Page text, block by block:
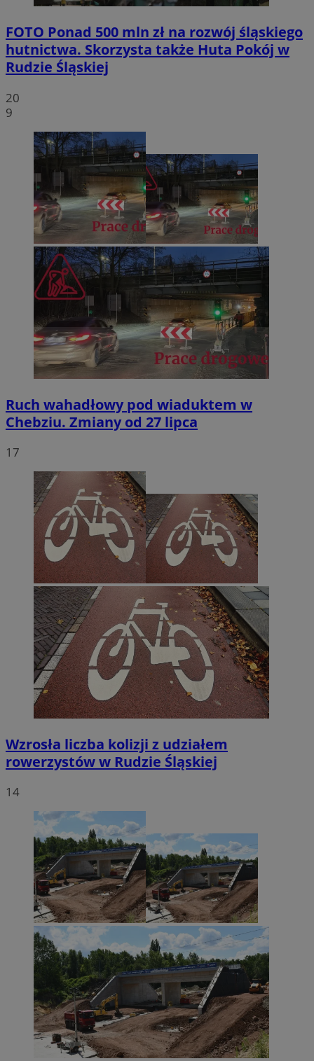
FOTO Ponad 500 mln zł na rozwój śląskiego
hutnictwa. Skorzysta także Huta Pokój w
Rudzie Śląskiej
20
9
Ruch wahadłowy pod wiaduktem w
Chebziu. Zmiany od 27 lipca
17
Wzrosła liczba kolizji z udziałem
rowerzystów w Rudzie Śląskiej
14